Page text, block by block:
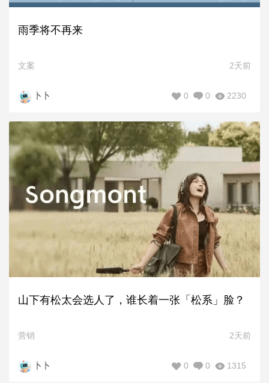
雨季将不再来
文案 2天前
卜卜 2230
0
0
山下有松太会选人了，谁长着一张「松系」脸？
营销 2天前
卜卜 1315
0
0